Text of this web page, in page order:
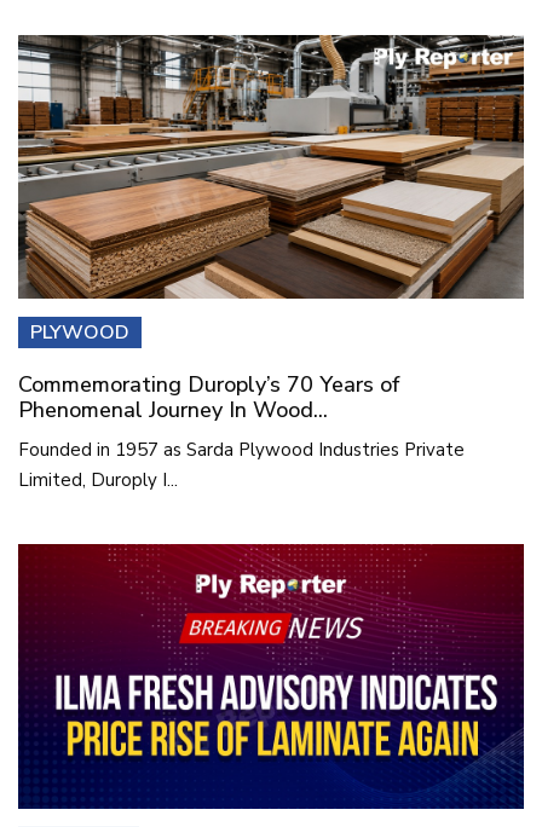
PLYWOOD
Commemorating Duroply’s 70 Years of
Phenomenal Journey In Wood...
Founded in 1957 as Sarda Plywood Industries Private
Limited, Duroply I...